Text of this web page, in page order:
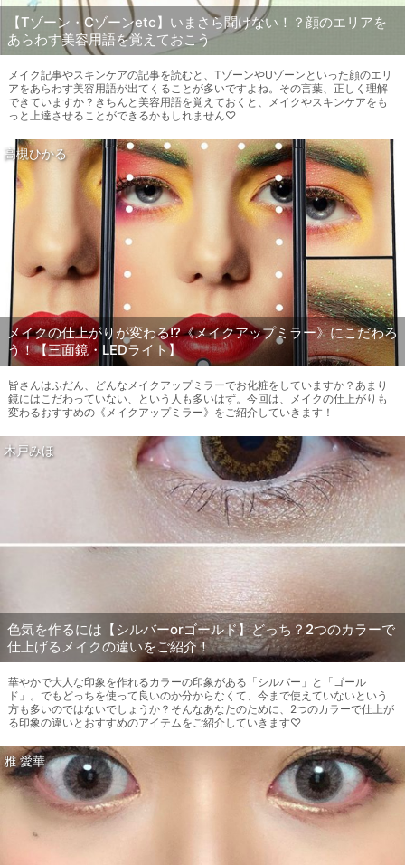
【Tゾーン・Cゾーンetc】いまさら聞けない！？顔のエリアを
あらわす美容用語を覚えておこう
メイク記事やスキンケアの記事を読むと、TゾーンやUゾーンといった顔のエリ
アをあらわす美容用語が出てくることが多いですよね。その言葉、正しく理解
できていますか？きちんと美容用語を覚えておくと、メイクやスキンケアをも
っと上達させることができるかもしれません♡
高槻ひかる
メイクの仕上がりが変わる!?《メイクアップミラー》にこだわろ
う！【三面鏡・LEDライト】
皆さんはふだん、どんなメイクアップミラーでお化粧をしていますか？あまり
鏡にはこだわっていない、という人も多いはず。今回は、メイクの仕上がりも
変わるおすすめの《メイクアップミラー》をご紹介していきます！
木戸みほ
色気を作るには【シルバーorゴールド】どっち？2つのカラーで
仕上げるメイクの違いをご紹介！
華やかで大人な印象を作れるカラーの印象がある「シルバー」と「ゴール
ド」。でもどっちを使って良いのか分からなくて、今まで使えていないという
方も多いのではないでしょうか？そんなあなたのために、2つのカラーで仕上が
る印象の違いとおすすめのアイテムをご紹介していきます♡
雅 愛華